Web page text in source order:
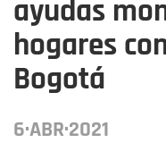
ayudas
hogares
Bogotá
6·ABR·2021